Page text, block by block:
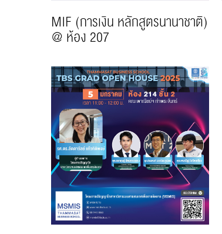
MIF (การเงิน หลักสูตรนานาชาติ)
@ ห้อง 207